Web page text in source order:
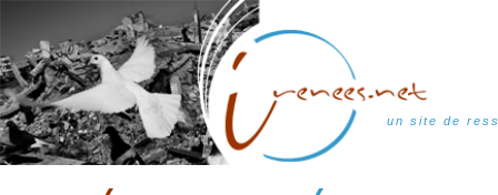
un site de